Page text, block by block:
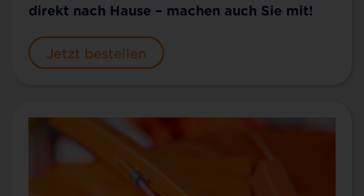
direkt nach Hause – machen auch Sie mit!
Jetzt bestellen